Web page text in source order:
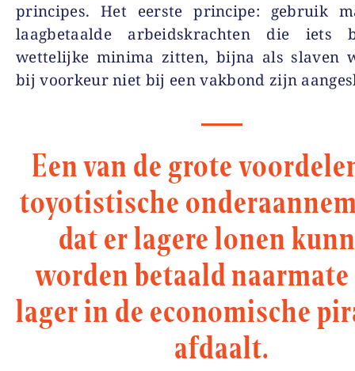
principes. Het eerste principe: gebruik
laagbetaalde arbeidskrachten die iets
wettelijke minima zitten, bijna als slaven
bij voorkeur niet bij een vakbond zijn
Een van de grote
toyotistische
dat er lagere lonen
worden betaald
lager in de economische
afdaalt.